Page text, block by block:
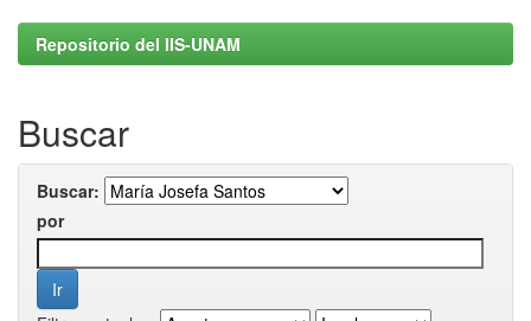
Repositorio del IIS-UNAM
Buscar
Buscar:
por